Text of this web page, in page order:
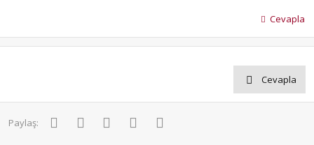
Cevapla
Cevapla
Paylaş: FacebookTwitter PinterestWhatsApp